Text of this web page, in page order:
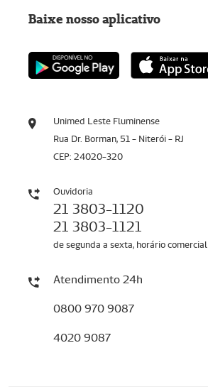
Unimed Leste Fluminense
Rua Dr. Borman, 51 - Niterói - RJ
CEP: 24020-320
Ouvidoria
21 3803-1120
21 3803-1121
de segunda a sexta, horário comercial
Atendimento 24h
0800 970 9087
4020 9087
Baixe nosso aplicativo